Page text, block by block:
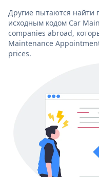
Другие пытаются
исходным кодом Car
companies abroad,
Maintenance
prices.